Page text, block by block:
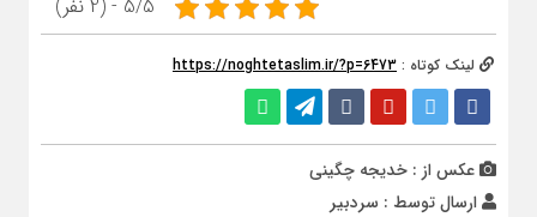
5/5 - (2 نفر)
لینک کوتاه : https://noghtetaslim.ir/?p=6473
عکس از : خدیجه چگینی
ارسال توسط : سردبیر